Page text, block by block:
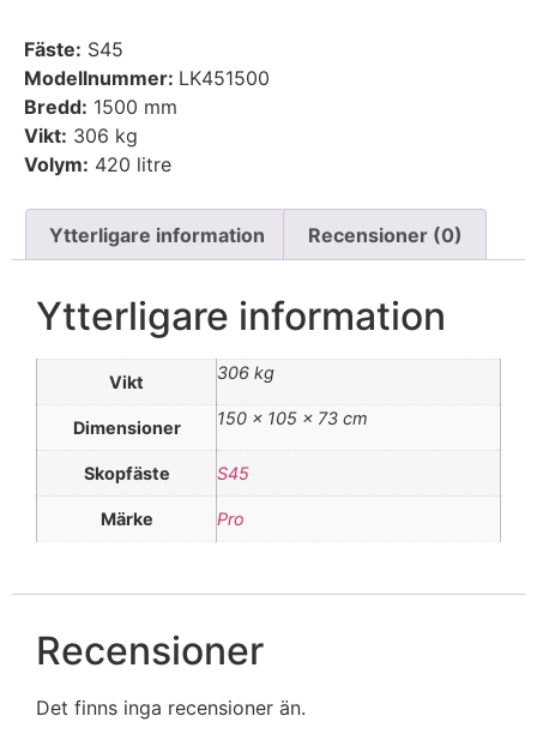
Fäste: S45
Modellnummer: LK451500
Bredd: 1500 mm
Vikt: 306 kg
Volym: 420 litre
Ytterligare information Recensioner (0)
Ytterligare information
Vikt 306 kg
Dimensioner 150 × 105 × 73 cm
Skopfäste S45
Märke Pro
Recensioner
Det finns inga recensioner än.